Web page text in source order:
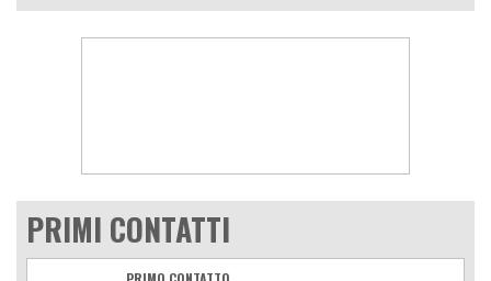
PRIMI CONTATTI